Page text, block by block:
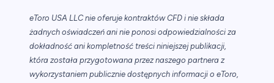
eToro USA LLC nie oferuje kontraktów CFD i nie składa
żadnych oświadczeń ani nie ponosi odpowiedzialności za
dokładność ani kompletność treści niniejszej publikacji,
która została przygotowana przez naszego partnera z
wykorzystaniem publicznie dostępnych informacji o eToro,